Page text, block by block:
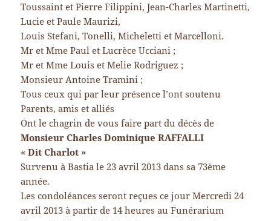
Toussaint et Pierre Filippini, Jean-Charles Martinetti,
Lucie et Paule Maurizi,
Louis Stefani, Tonelli, Micheletti et Marcelloni.
Mr et Mme Paul et Lucrèce Ucciani ;
Mr et Mme Louis et Melie Rodriguez ;
Monsieur Antoine Tramini ;
Tous ceux qui par leur présence l’ont soutenu
Parents, amis et alliés
Ont le chagrin de vous faire part du décès de
Monsieur Charles Dominique RAFFALLI
« Dit Charlot »
Survenu à Bastia le 23 avril 2013 dans sa 73ème
année.
Les condoléances seront reçues ce jour Mercredi 24
avril 2013 à partir de 14 heures au Funérarium